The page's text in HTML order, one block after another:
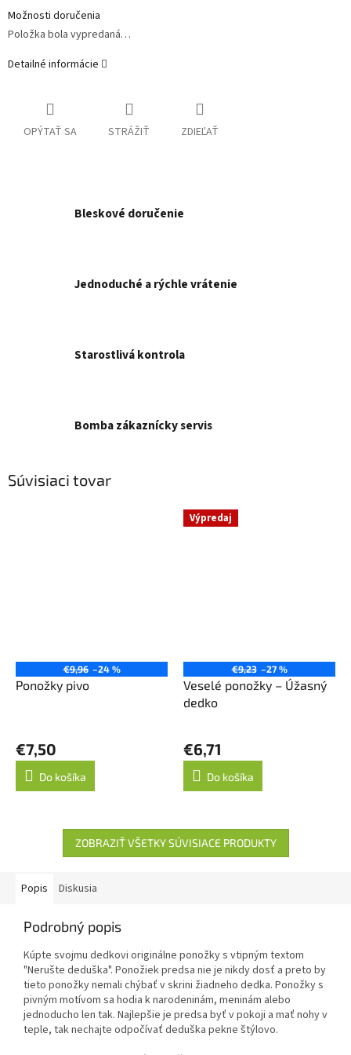
Možnosti doručenia
Položka bola vypredaná…
Detailné informácie
OPÝTAŤ SA STRÁŽIŤ ZDIEĽAŤ
Bleskové doručenie
Jednoduché a rýchle vrátenie
Starostlivá kontrola
Bomba zákaznícky servis
Súvisiaci tovar
€9,96 –24 %
Ponožky pivo
€7,50
Do košíka
Výpredaj
€9,23 –27 %
Veselé ponožky – Úžasný
dedko
€6,71
Do košíka
ZOBRAZIŤ VŠETKY SÚVISIACE PRODUKTY
Popis Diskusia
Podrobný popis
Kúpte svojmu dedkovi originálne ponožky s vtipným textom
"Nerušte deduška". Ponožiek predsa nie je nikdy dosť a preto by
tieto ponožky nemali chýbať v skrini žiadneho dedka. Ponožky s
pivným motívom sa hodia k narodeninám, meninám alebo
jednoducho len tak. Najlepšie je predsa byť v pokoji a mať nohy v
teple, tak nechajte odpočívať deduška pekne štýlovo.